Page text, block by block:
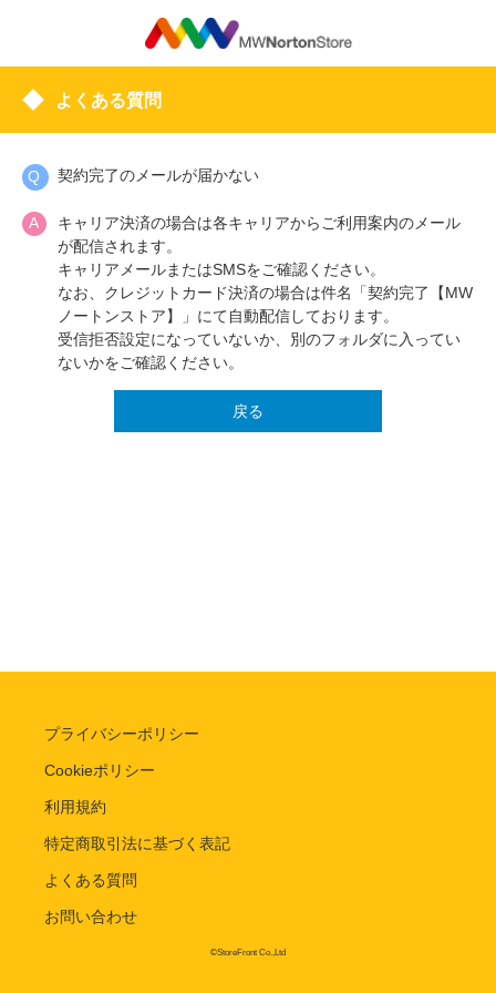
よくある質問
契約完了のメールが届かない
キャリア決済の場合は各キャリアからご利用案内のメール
が配信されます。
キャリアメールまたはSMSをご確認ください。
なお、クレジットカード決済の場合は件名「契約完了【MW
ノートンストア】」にて自動配信しております。
受信拒否設定になっていないか、別のフォルダに入ってい
ないかをご確認ください。
戻る
プライバシーポリシー
Cookieポリシー
利用規約
特定商取引法に基づく表記
よくある質問
お問い合わせ
©StoreFront Co.,Ltd